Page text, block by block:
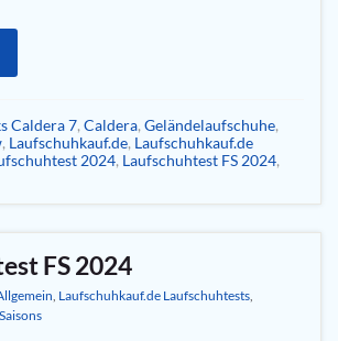
Caldera 7, Caldera, Geländelaufschuhe,
, Laufschuhkauf.de, Laufschuhkauf.de
2024, Laufschuhtest FS 2024,
FS 2024
Laufschuhkauf.de Laufschuhtests